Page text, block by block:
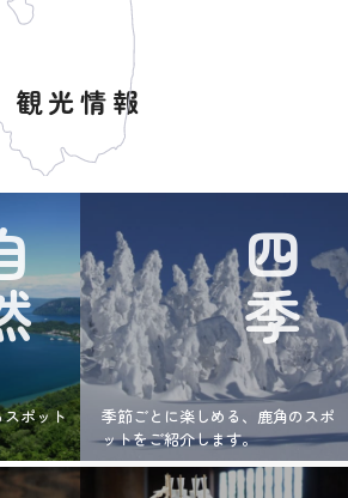
観光情報
ポット
四季
季節ごとに楽しめる、鹿角のスポ
ットをご紹介します。